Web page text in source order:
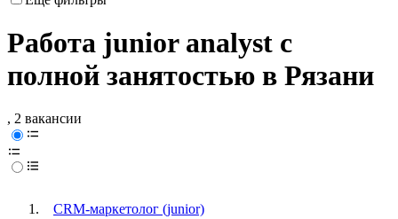
Работа junior analyst с
полной занятостью в Рязани
, 2 вакансии
CRM-маркетолог (junior)